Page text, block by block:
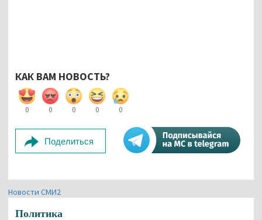
КАК ВАМ НОВОСТЬ?
0 0 0 0 0
Поделиться
Новости СМИ2
Политика